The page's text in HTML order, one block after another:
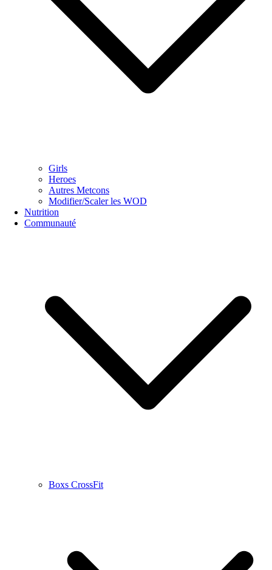
Girls
Heroes
Autres Metcons
Modifier/Scaler les WOD
Nutrition
Communauté
Boxs CrossFit